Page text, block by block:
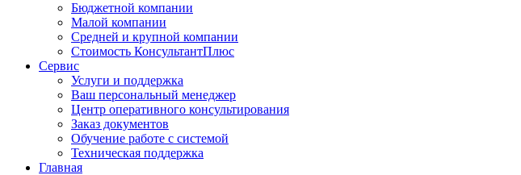
Бюджетной компании
Малой компании
Средней и крупной компании
Стоимость КонсультантПлюс
Сервис
Услуги и поддержка
Ваш персональный менеджер
Центр оперативного консультирования
Заказ документов
Обучение работе с системой
Техническая поддержка
Главная